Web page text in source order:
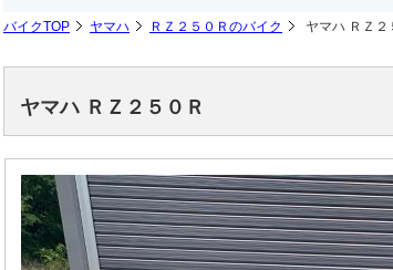
バイクTOP ヤマハ ＲＺ２５０Ｒのバイク ヤマハ ＲＺ２
ヤマハ ＲＺ２５０Ｒ